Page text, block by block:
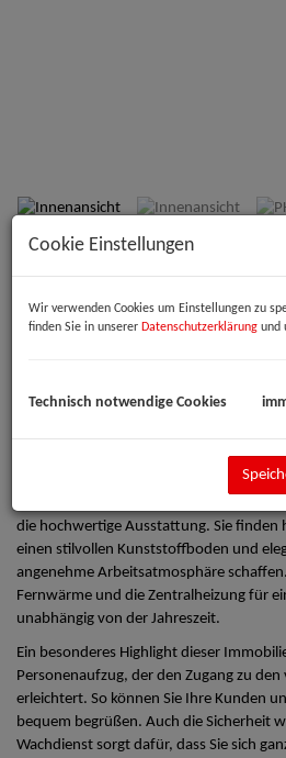
Willkommen in Ihrer neuen Büro- oder
eine beeindruckende Fläche von 333
die hochwertige Ausstattung. Sie finden
einen stilvollen Kunststoffboden und
angenehme Arbeitsatmosphäre
Fernwärme und die Zentralheizung für
unabhängig von der Jahreszeit.
Ein besonderes Highlight dieser
Personenaufzug, der den Zugang zu den
erleichtert. So können Sie Ihre Kunden
bequem begrüßen. Auch die Sicherheit
Wachdienst sorgt dafür, dass Sie sich
Cookie Einstellungen
Wir verwenden Cookies um Einstellungen zu
finden Sie in unserer Datenschutzerklärung und
Technisch notwendige Cookies